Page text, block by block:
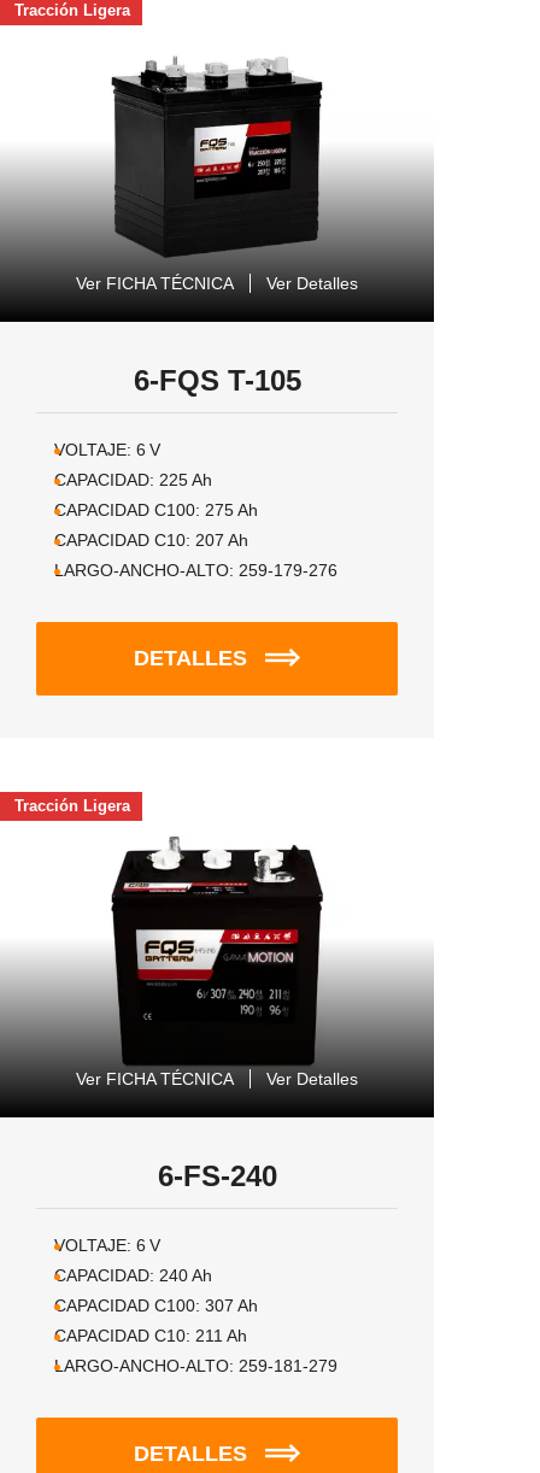
Tracción Ligera
Ver FICHA TÉCNICA Ver Detalles
6-FQS T-105
VOLTAJE: 6 V
CAPACIDAD: 225Ah
CAPACIDAD C100: 275Ah
CAPACIDAD C10: 207 Ah
LARGO-ANCHO-ALTO: 259-179-276
DETALLES
Tracción Ligera
Ver FICHA TÉCNICA Ver Detalles
6-FS-240
VOLTAJE: 6 V
CAPACIDAD: 240Ah
CAPACIDAD C100: 307 Ah
CAPACIDAD C10: 211 Ah
LARGO-ANCHO-ALTO: 259-181-279
DETALLES